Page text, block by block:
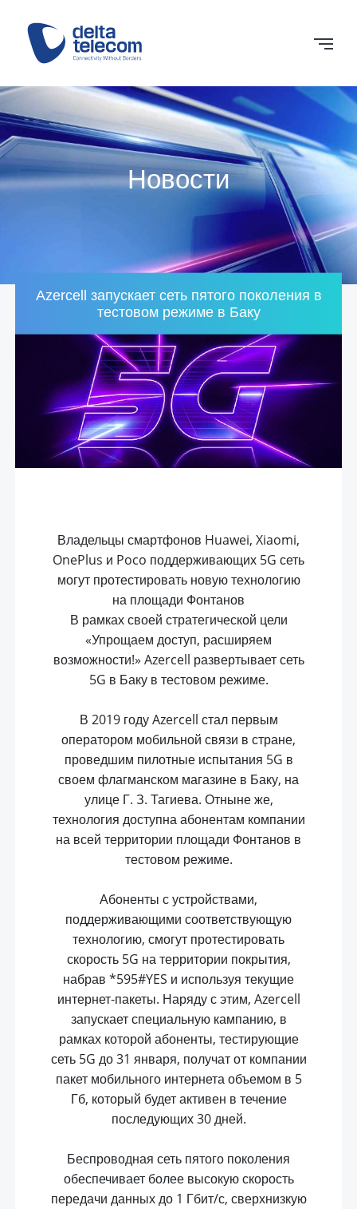
Новости
Azercell запускает сеть пятого поколения в
тестовом режиме в Баку
Владельцы смартфонов Huawei, Xiaomi,
OnePlus и Poco поддерживающих 5G сеть
могут протестировать новую технологию
на площади Фонтанов
В рамках своей стратегической цели
«Упрощаем доступ, расширяем
возможности!» Azercell развертывает сеть
5G в Баку в тестовом режиме.
В 2019 году Azercell стал первым
оператором мобильной связи в стране,
проведшим пилотные испытания 5G в
своем флагманском магазине в Баку, на
улице Г. З. Тагиева. Отныне же,
технология доступна абонентам компании
на всей территории площади Фонтанов в
тестовом режиме.
Абоненты с устройствами,
поддерживающими соответствующую
технологию, смогут протестировать
скорость 5G на территории покрытия,
набрав *595#YES и используя текущие
интернет-пакеты. Наряду с этим, Azercell
запускает специальную кампанию, в
рамках которой абоненты, тестирующие
сеть 5G до 31 января, получат от компании
пакет мобильного интернета объемом в 5
Гб, который будет активен в течение
последующих 30 дней.
Беспроводная сеть пятого поколения
обеспечивает более высокую скорость
передачи данных до 1 Гбит/с, сверхнизкую